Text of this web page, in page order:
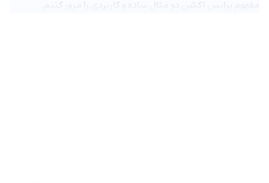
مفهوم پرایس اکشن دو مثال ساده و کاربردی را مرور کنیم.